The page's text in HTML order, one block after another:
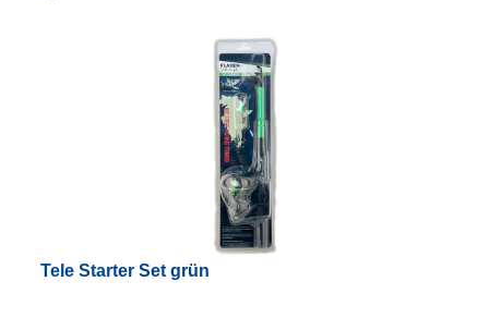
Tele Starter Set grün